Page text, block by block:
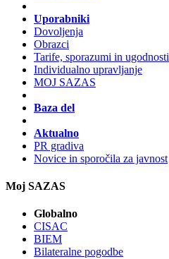
Uporabniki
Dovoljenja
Obrazci
Tarife, sporazumi in ugodnosti
Individualno upravljanje
MOJ SAZAS
Baza del
Aktualno
PR gradiva
Novice in sporočila za javnost
Moj SAZAS
Globalno
CISAC
BIEM
Bilateralne pogodbe